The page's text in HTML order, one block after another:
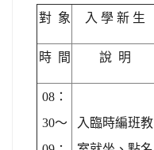
對 象
入 學 新 生
時 間 說 明
08：
30～
入臨時編班教